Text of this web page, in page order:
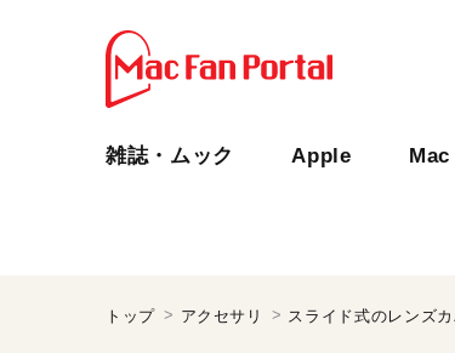
雑誌・ムック Apple Mac
トップ アクセサリ スライド式のレンズ